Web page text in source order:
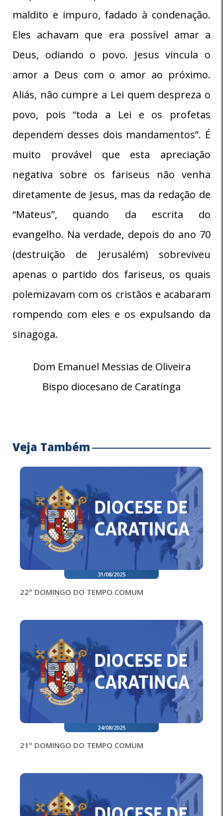
maldito e impuro, fadado à condenação.
Eles achavam que era possível amar a
Deus, odiando o povo. Jesus vincula o
amor a Deus com o amor ao próximo.
Aliás, não cumpre a Lei quem despreza o
povo, pois “toda a Lei e os profetas
dependem desses dois mandamentos”. É
muito provável que esta apreciação
negativa sobre os fariseus não venha
diretamente de Jesus, mas da redação de
“Mateus”, quando da escrita do
evangelho. Na verdade, depois do ano 70
(destruição de Jerusalém) sobreviveu
apenas o partido dos fariseus, os quais
polemizavam com os cristãos e acabaram
rompendo com eles e os expulsando da
sinagoga.
Dom Emanuel Messias de Oliveira
Bispo diocesano de Caratinga
Veja Também
31/08/2025
22º DOMINGO DO TEMPO COMUM
24/08/2025
21º DOMINGO DO TEMPO COMUM